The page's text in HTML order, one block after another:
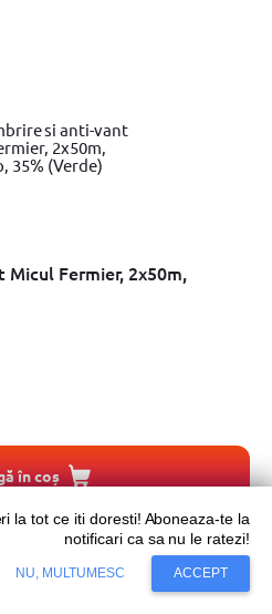
Micul Fermier, 2x50m,
în coș
la tot ce iti doresti! Aboneaza-te la
notificari ca sa nu le ratezi!
NU, MULTUMESC ACCEPT